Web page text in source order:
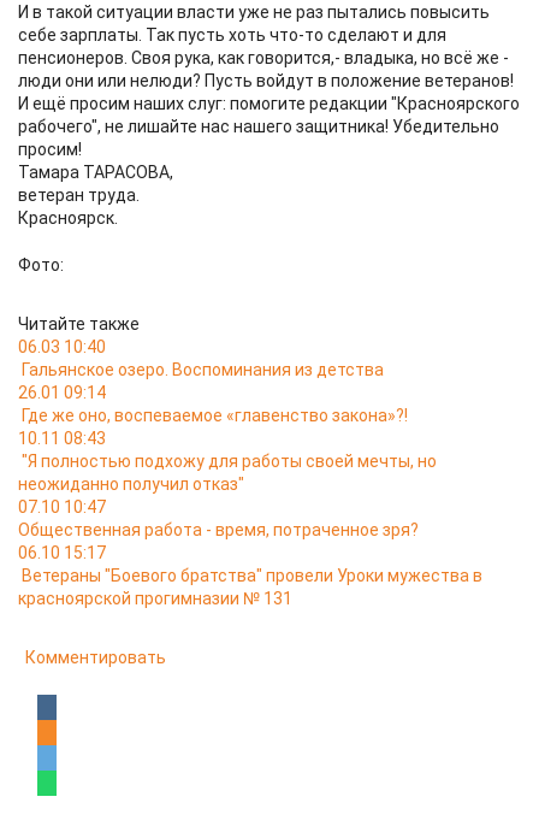
И в такой ситуации власти уже не раз пытались повысить
себе зарплаты. Так пусть хоть что-то сделают и для
пенсионеров. Своя рука, как говорится,- владыка, но всё же -
люди они или нелюди? Пусть войдут в положение ветеранов!
И ещё просим наших слуг: помогите редакции "Красноярского
рабочего", не лишайте нас нашего защитника! Убедительно
просим!
Тамара ТАРАСОВА,
ветеран труда.
Красноярск.
Фото:
Читайте также
06.03 10:40
Гальянское озеро. Воспоминания из детства
26.01 09:14
Где же оно, воспеваемое «главенство закона»?!
10.11 08:43
"Я полностью подхожу для работы своей мечты, но
неожиданно получил отказ"
07.10 10:47
Общественная работа - время, потраченное зря?
06.10 15:17
Ветераны "Боевого братства" провели Уроки мужества в
красноярской прогимназии № 131
Комментировать